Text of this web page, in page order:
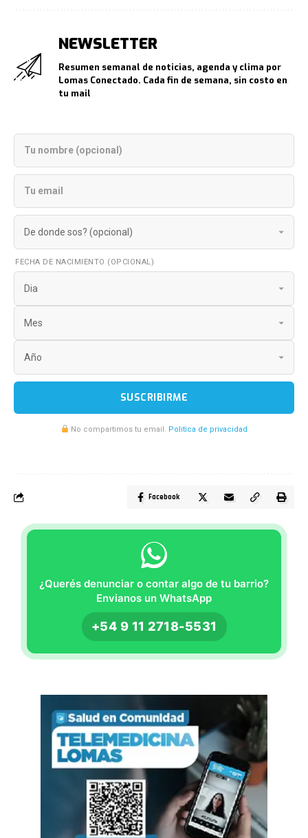
NEWSLETTER
Resumen semanal de noticias, agenda y clima por
Lomas Conectado. Cada fin de semana, sin costo en
tu mail
FECHA DE NACIMIENTO (OPCIONAL)
SUSCRIBIRME
No compartimos tu email. Politica de privacidad
Facebook
¿Querés denunciar o contar algo de tu barrio?
Envianos un WhatsApp
+54 9 11 2718-5531